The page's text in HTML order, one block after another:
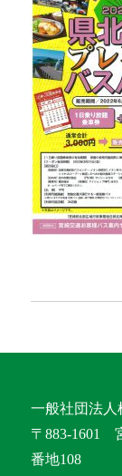
一般社団法人
〒883-1601
番地108